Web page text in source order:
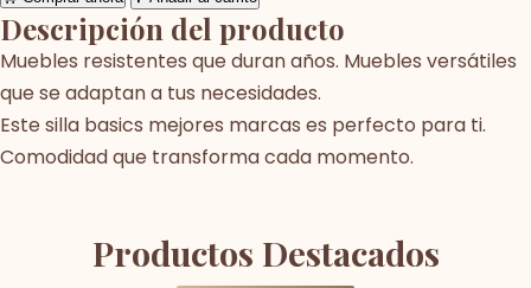
Descripción del producto
Muebles resistentes que duran años. Muebles versátiles
que se adaptan a tus necesidades.
Este silla basics mejores marcas es perfecto para ti.
Comodidad que transforma cada momento.
Productos Destacados